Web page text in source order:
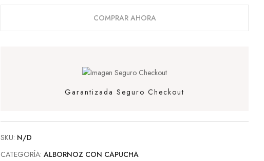
COMPRAR AHORA
Garantizada Seguro Checkout
SKU: N/D
CATEGORÍA:ALBORNOZ CON CAPUCHA